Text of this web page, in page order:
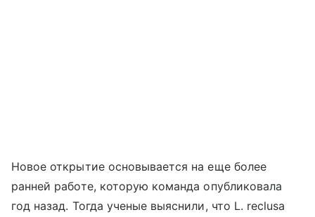
Новое открытие основывается на еще более
ранней работе, которую команда опубликовала
год назад. Тогда ученые выяснили, что L. reclusa